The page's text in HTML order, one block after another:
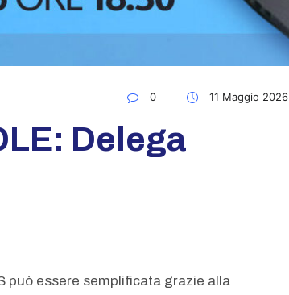
0 11 Maggio 2026
Delega
può essere semplificata grazie alla